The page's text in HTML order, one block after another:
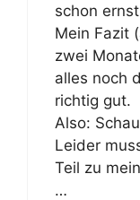
schon
Mein Fazit
zwei
alles noch
richtig gut.
Also:
Leider
Teil zu
…